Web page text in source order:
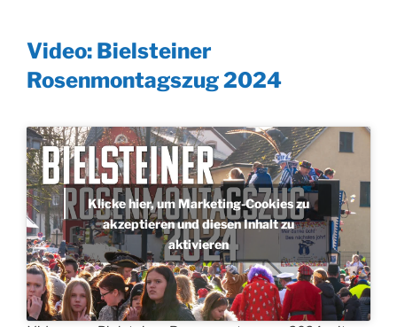
Video: Bielsteiner
Rosenmontagszug 2024
Klicke hier, um Marketing-Cookies zu
akzeptieren und diesen Inhalt zu
aktivieren